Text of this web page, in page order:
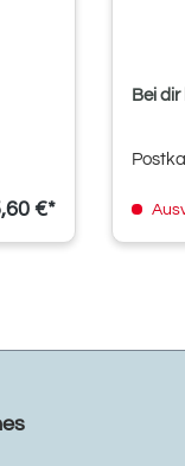
€*
Bei